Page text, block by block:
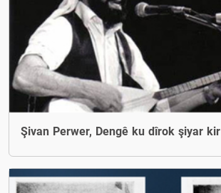
Şivan Perwer, Dengê ku dîrok şiyar kir